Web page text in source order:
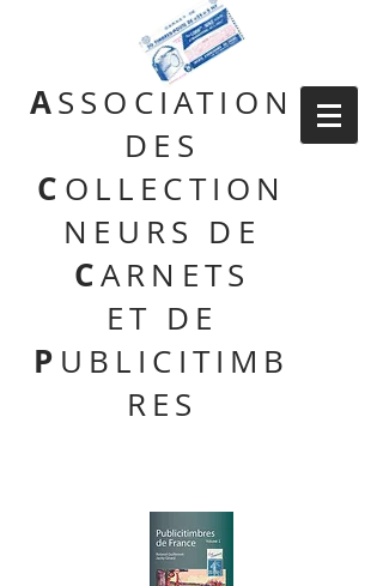
ASSOCIATION
DES
C OLLECTION
NEURS DE
CARNETS
ET DE
P UBLICITIMB
RES